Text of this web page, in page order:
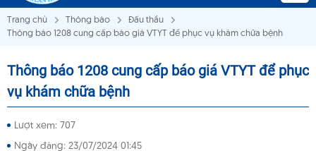
Bệnh viện Đa khoa Bình Thuận
Trang chủ Thông báo
Đấu thầu
Thông báo 1208 cung cấp báo giá VTYT để phục vụ khám chữa bệnh
Thông báo 1208 cung cấp báo giá VTYT để phục
vụ khám chữa bệnh
Lượt xem: 707
Ngày đăng: 23/07/2024 01:45